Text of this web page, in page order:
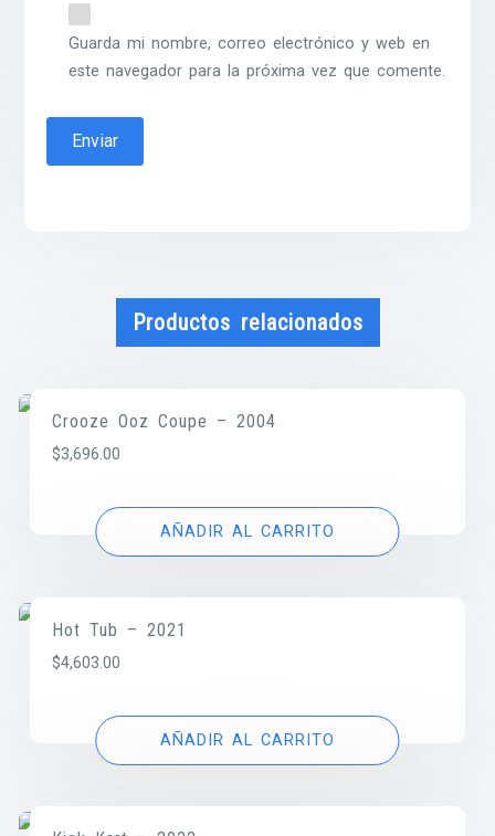
Guarda mi nombre, correo electrónico y web en
este navegador para la próxima vez que comente.
Productos relacionados
Crooze Ooz Coupe – 2004
$3,696.00
AÑADIR AL CARRITO
Hot Tub – 2021
$4,603.00
AÑADIR AL CARRITO